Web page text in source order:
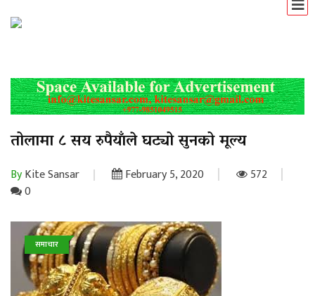
तोलामा ८ सय रुपैयाँले घट्यो सुनको मूल्य
ByKite Sansar February 5, 2020
572
0
समाचार